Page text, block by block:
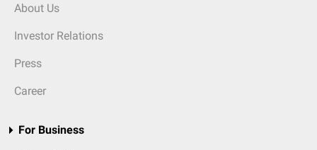
About Us
Investor Relations
Press
Career
For Business